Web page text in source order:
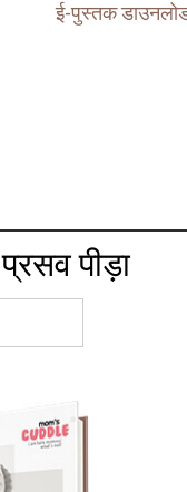
ई-पुस्तक
प्रसव पीड़ा